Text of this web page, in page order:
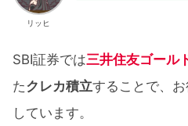
リッヒ
SBI証券では三井住友ゴール
たクレカ積立することで、お
しています。